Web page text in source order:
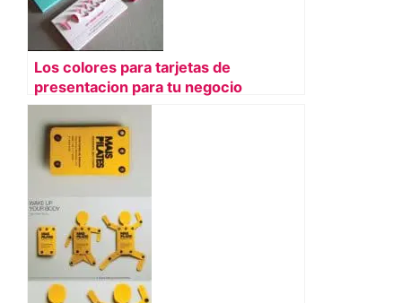
Los colores para tarjetas de
presentacion para tu negocio